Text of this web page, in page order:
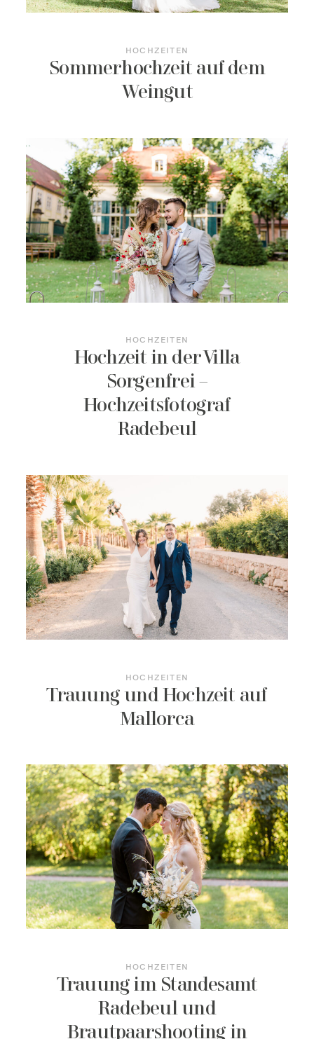
HOCHZEITEN
Sommerhochzeit auf dem
Weingut
HOCHZEITEN
Hochzeit in der Villa
Sorgenfrei –
Hochzeitsfotograf
Radebeul
HOCHZEITEN
Trauung und Hochzeit auf
Mallorca
HOCHZEITEN
Trauung im Standesamt
Radebeul und
Brautpaarshooting in